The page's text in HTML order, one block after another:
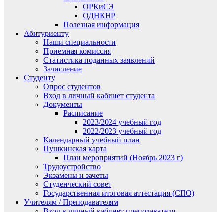
ОРКиСЭ
ОДНКНР
Полезная информация
Абитуриенту
Наши специальности
Приемная комиссия
Статистика поданных заявлений
Зачисление
Студенту
Опрос студентов
Вход в личный кабинет студента
Документы
Расписание
2023/2024 учебный год
2022/2023 учебный год
Календарный учебный план
Пушкинская карта
План мероприятий (Ноябрь 2023 г)
Трудоустройство
Экзамены и зачеты
Студенческий совет
Государственная итоговая аттестация (СПО)
Учителям / Преподавателям